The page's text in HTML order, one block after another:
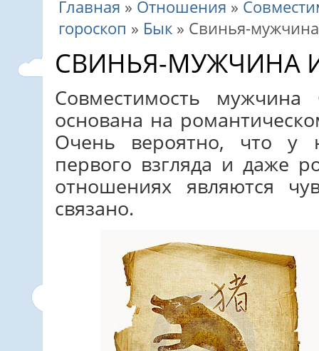
Главная » Отношения »
гороскоп » Бык » Свинья-
СВИНЬЯ-МУЖЧИНА
Совместимость
основана на
Очень вероятно, что у
первого взгляда и даже
отношениях являются
связано.